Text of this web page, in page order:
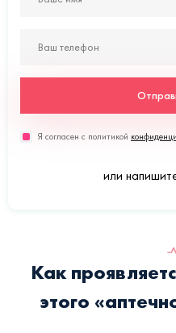
Я согласен с политикой
или
Как
этого